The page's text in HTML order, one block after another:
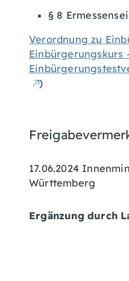
§ 8
Verordnung zu
Einbürgerungskurs
)
17.06.2024
Württemberg
Ergänzung durch